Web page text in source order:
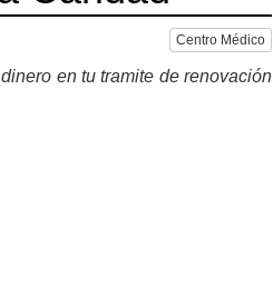
Centro Médico
en tu tramite de renovación